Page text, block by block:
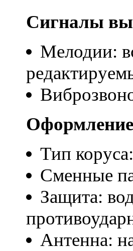
Сигналы
Мелодии:
Тип
Сменные
Защита:
Антенна: